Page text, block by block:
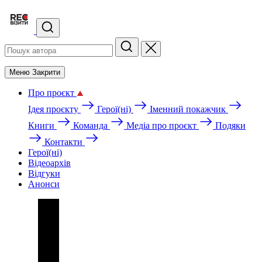
Меню Закрити
Про проєкт
Ідея проєкту
Герої(ні)
Іменний покажчик
Книги
Команда Медіа про проєкт
Подяки
Контакти
Герої(ні)
Відеоархів
Відгуки
Анонси